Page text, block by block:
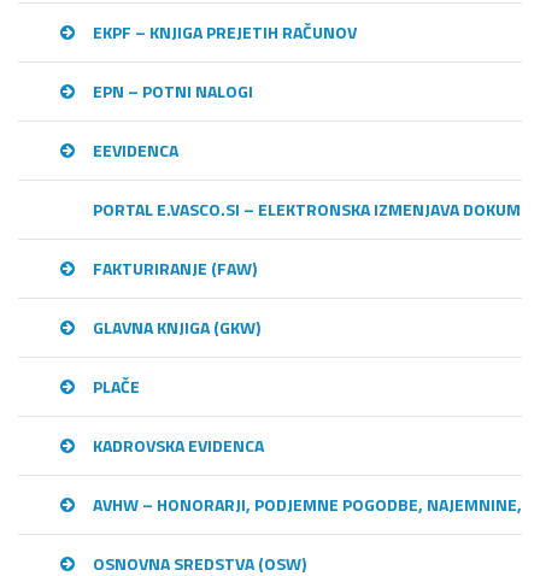
EKPF – KNJIGA PREJETIH RAČUNOV
EPN – POTNI NALOGI
EEVIDENCA
PORTAL E.VASCO.SI – ELEKTRONSKA IZMENJAVA
FAKTURIRANJE (FAW)
GLAVNA KNJIGA (GKW)
PLAČE
KADROVSKA EVIDENCA
AVHW – HONORARJI, PODJEMNE POGODBE, NAJEMNINE,…
OSNOVNA SREDSTVA (OSW)